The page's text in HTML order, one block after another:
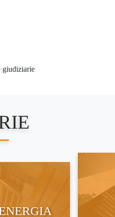
giudiziarie